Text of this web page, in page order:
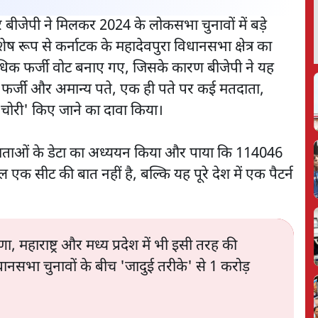
ने मिलकर 2024 के लोकसभा चुनावों में बड़े
रूप से कर्नाटक के महादेवपुरा विधानसभा क्षेत्र का
फर्जी वोट बनाए गए, जिसके कारण बीजेपी ने यह
फर्जी और अमान्य पते, एक ही पते पर कई मतदाता,
किए जाने का दावा किया।
के डेटा का अध्ययन किया और पाया कि 114046
एक सीट की बात नहीं है, बल्कि यह पूरे देश में एक पैटर्न
महाराष्ट्र और मध्य प्रदेश में भी इसी तरह की
चुनावों के बीच 'जादुई तरीके' से 1 करोड़